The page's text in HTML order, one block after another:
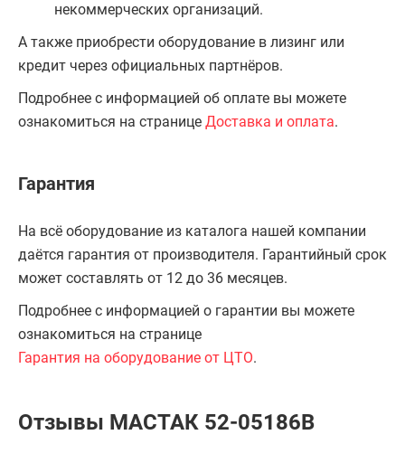
некоммерческих организаций.
А также приобрести оборудование в лизинг или
кредит через официальных партнёров.
Подробнее с информацией об оплате вы можете
ознакомиться на странице Доставка и оплата.
Гарантия
На всё оборудование из каталога нашей компании
даётся гарантия от производителя. Гарантийный срок
может составлять от 12 до 36 месяцев.
Подробнее с информацией о гарантии вы можете
ознакомиться на странице
Гарантия на оборудование от ЦТО.
Отзывы МАСТАК 52-05186B